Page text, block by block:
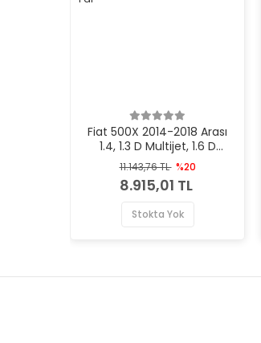
Fiat 500X 2014-2018 Arası
1.4, 1.3 D Multijet, 1.6 D
Multijet, 1.4 4x4, 1.6, 1.4 LPG,
2.0 D Multijet 4x4 Sol Depo
Marka Far
11.143,76 TL %20
8.915,01 TL
Stokta Yok